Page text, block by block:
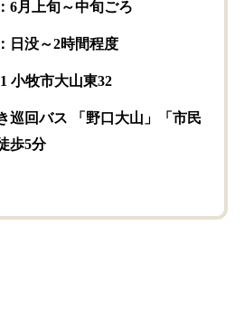
6月上旬～中旬ごろ
日没～2時間程度
小牧市大山東32
巡回バス 「野口大山」「市民
歩5分